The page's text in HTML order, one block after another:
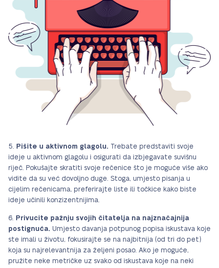
Pišite u aktivnom glagolu. Trebate predstaviti svoje
ideje u aktivnom glagolu i osigurati da izbjegavate suvišnu
riječ. Pokušajte skratiti svoje rečenice što je moguće više ako
vidite da su već dovoljno duge. Stoga, umjesto pisanja u
cijelim rečenicama, preferirajte liste ili točkice kako biste
ideje učinili konzizentnijima.
Privucite pažnju svojih čitatelja na najznačajnija
postignuća. Umjesto davanja potpunog popisa iskustava koje
ste imali u životu, fokusirajte se na najbitnija (od tri do pet)
koja su najrelevantnija za željeni posao. Ako je moguće,
pružite neke metričke uz svako od iskustava koje na neki